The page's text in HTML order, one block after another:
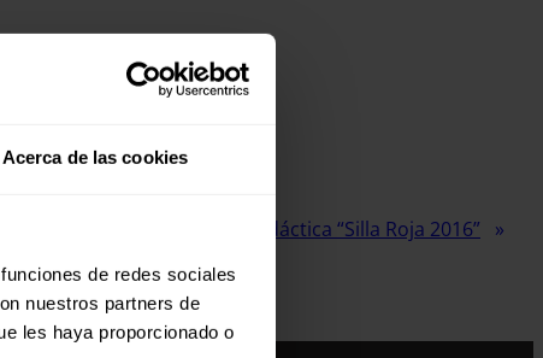
Acerca de las cookies
de redes sociales
nuestros partners de
les haya proporcionado o
Unidad didáctica “Silla Roja 2016”